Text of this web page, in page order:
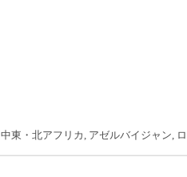
中東・北アフリカ アゼルバイジャン